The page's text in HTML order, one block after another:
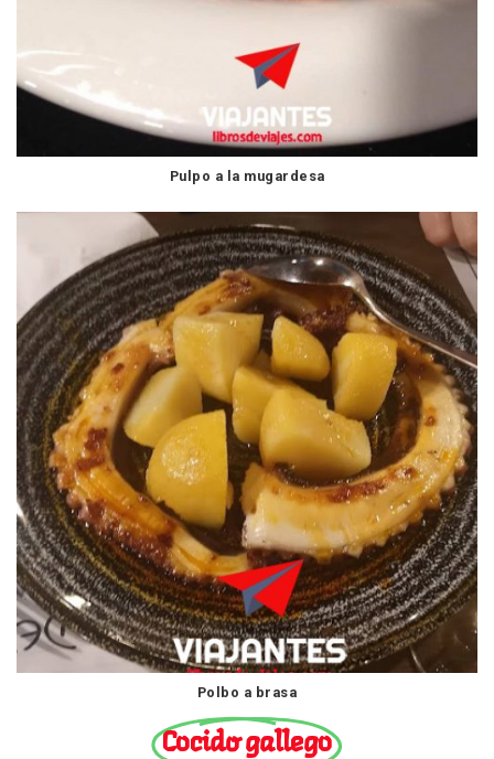
Pulpo a la mugardesa
Polbo a brasa
Cocido gallego